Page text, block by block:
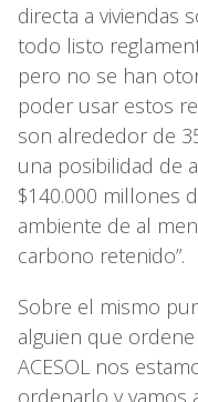
directa a viviendas
todo listo
pero no se han
poder usar estos
son alrededor de
una posibilidad de
$140.000 millones
ambiente de al
carbono retenido”.
Sobre el mismo
alguien que
ACESOL nos
ordenarlo y vamos